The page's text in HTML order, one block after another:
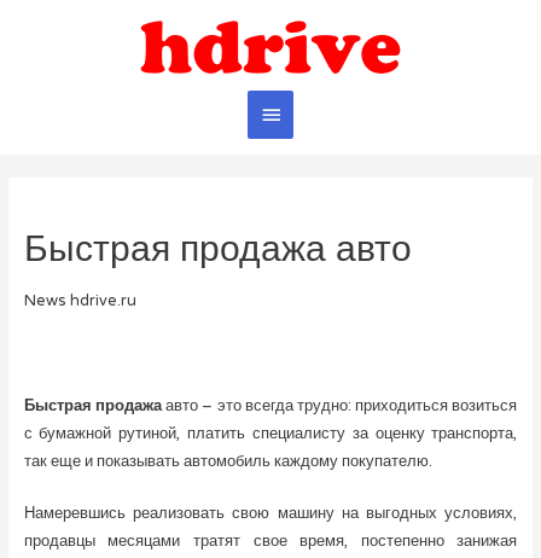
Главное
Быстрая продажа авто
News hdrive.ru
Быстрая продажаавто – это всегда трудно: приходиться возиться
с бумажной рутиной, платить специалисту за оценку транспорта,
так еще и показывать автомобиль каждому покупателю.
Намеревшись реализовать свою машину на выгодных условиях,
продавцы месяцами тратят свое время, постепенно занижая